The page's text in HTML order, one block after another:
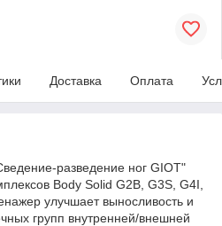
Доставка Оплата
разведение ног GIOT"
Body Solid G2B, G3S, G4I,
улучшает выносливость и
групп внутренней/внешней